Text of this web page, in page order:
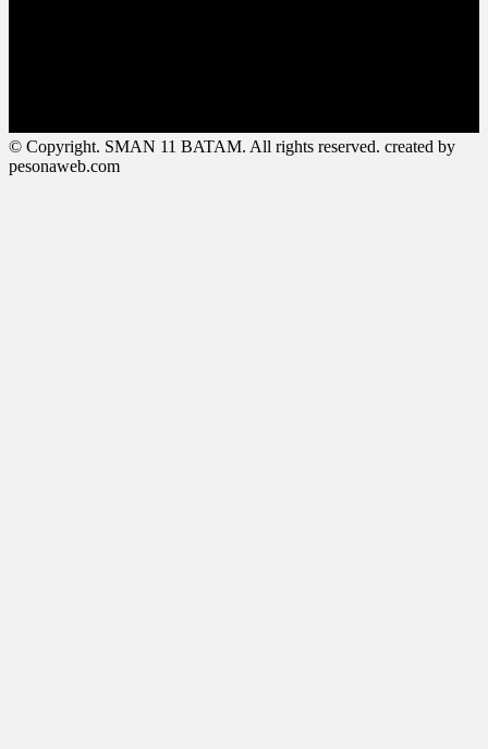
© Copyright. SMAN 11 BATAM. All rights reserved. created by
pesonaweb.com